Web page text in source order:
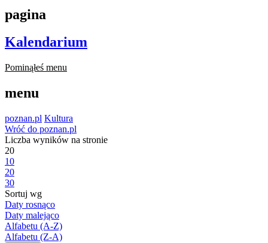
pagina
Kalendarium
Pominąłeś menu
menu
poznan.pl Kultura
Wróć do poznan.pl
Liczba wyników na stronie
20
10
20
30
Sortuj wg
Daty rosnąco
Daty malejąco
Alfabetu (A-Z)
Alfabetu (Z-A)